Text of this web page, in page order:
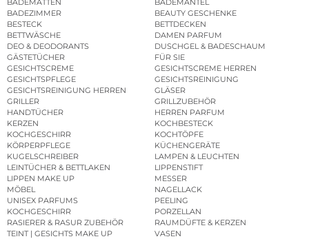
BADEZIMMER
BEAUTY GESCHENKE
BESTECK
BETTDECKEN
BETTWÄSCHE
DAMEN PARFUM
DEO & DEODORANTS
DUSCHGEL & BADESCHAUM
GÄSTETÜCHER
FÜR SIE
GESICHTSCREME
GESICHTSCREME HERREN
GESICHTSPFLEGE
GESICHTSREINIGUNG
GESICHTSREINIGUNG HERREN
GLÄSER
GRILLER
GRILLZUBEHÖR
HANDTÜCHER
HERREN PARFUM
KERZEN
KOCHBESTECK
KOCHGESCHIRR
KOCHTÖPFE
KÖRPERPFLEGE
KÜCHENGERÄTE
KUGELSCHREIBER
LAMPEN & LEUCHTEN
LEINTÜCHER & BETTLAKEN
LIPPENSTIFT
LIPPEN MAKE UP
MESSER
MÖBEL
NAGELLACK
UNISEX PARFUMS
PEELING
KOCHGESCHIRR
PORZELLAN
RASIERER & RASUR ZUBEHÖR
RAUMDÜFTE & KERZEN
TEINT | GESICHTS MAKE UP
VASEN